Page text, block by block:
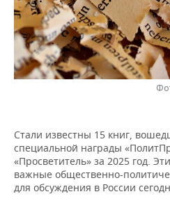
НЕФТЕХИМИЯ
НЕФТЬ
ОПК
РОЗНИЧНАЯ ТОРГОВЛЯ
ТРАНСПОРТ
НОВОСТИ ТЕХНОЛОГИЙ
IT
МЕРОПРИЯТИЯ
НОВОСТИ МЕРОПРИЯТИЙ
ONLINE-КОНФЕРЕНЦИИ
ОТКРЫТАЯ ЛЕКЦИЯ
СПОРТ
ХОККЕЙ
БАСКЕТБОЛ
ВЛАСТЬ
ИНФРАСТРУКТУРА
СЮЖЕТЫ
СПРАВОЧНИК
Стали известны 15 книг,
специальной награды
«Просветитель» за 2025 год.
важные общественно-
для обсуждения в России